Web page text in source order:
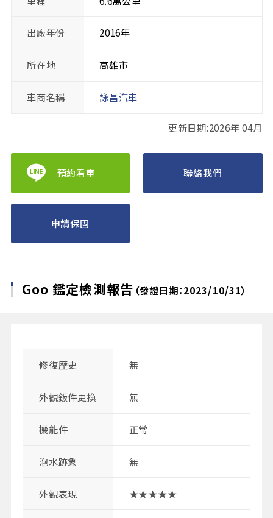
出廠年份 2016年
所在地 高雄市
車商名稱 詠昌汽車
更新日期:2026年 04月
預約看車 聯絡我們
申請保固
Goo 鑑定檢測報告 （發證日期：2023/10/31）
修復歴史 無
外觀鈑件更換 無
機能件 正常
泡水跡象 無
外觀表現 ★★★★★